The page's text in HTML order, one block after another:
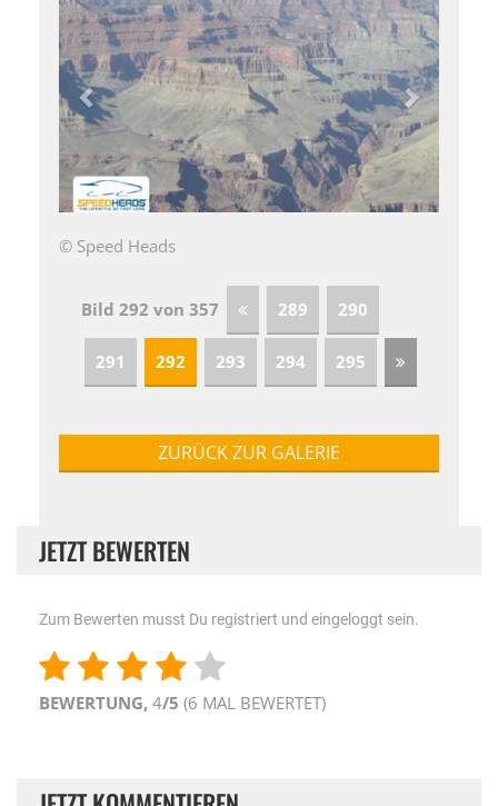
© Speed Heads
Bild 292 von 357 289 290
291 292 293 294 295
ZURÜCK ZUR GALERIE
JETZT BEWERTEN
Zum Bewerten musst Du registriert und eingeloggt sein.
BEWERTUNG, 4/5 (6 MAL BEWERTET)